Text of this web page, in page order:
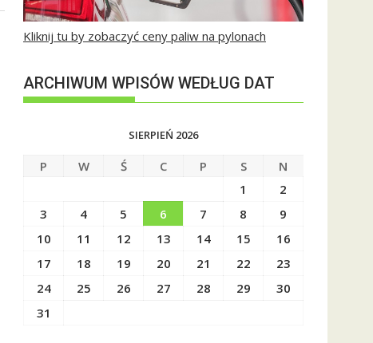
Kliknij tu by zobaczyć ceny paliw na pylonach
ARCHIWUM WPISÓW WEDŁUG DAT
SIERPIEŃ 2026
P W Ś C P S
N
1
2
3
4 5 6 7 8
9
10
11 12 13 14 15
16
17
18 19 20 21 22
23
24
25 26 27 28 29
30
31